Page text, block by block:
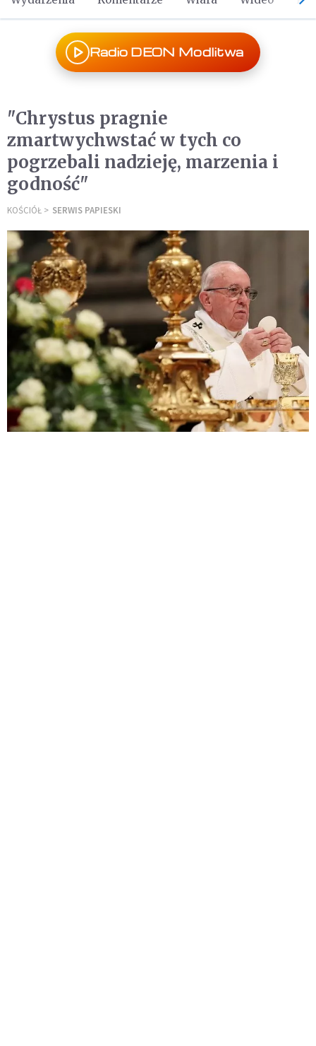
Radio DEON Modlitwa
"Chrystus pragnie
zmartwychwstać w tych co
pogrzebali nadzieję, marzenia i
godność"
KOŚCIÓŁ SERWIS PAPIESKI